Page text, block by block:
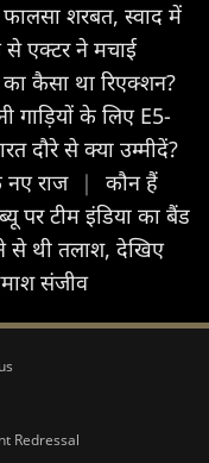
फालसा शरबत, स्वाद में
से एक्टर ने मचाई
कैसा था रिएक्शन?
गाड़ियों के लिए E5-
दौरे से क्या उम्मीदें?
नए राज |
कौन हैं
पर टीम इंडिया का बैंड
से थी तलाश, देखिए
संजीव
Redressal